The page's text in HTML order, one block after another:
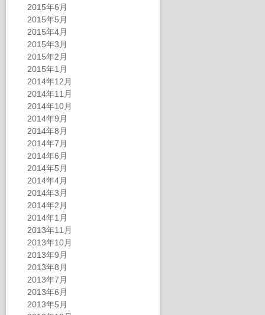
2015年6月
2015年5月
2015年4月
2015年3月
2015年2月
2015年1月
2014年12月
2014年11月
2014年10月
2014年9月
2014年8月
2014年7月
2014年6月
2014年5月
2014年4月
2014年3月
2014年2月
2014年1月
2013年11月
2013年10月
2013年9月
2013年8月
2013年7月
2013年6月
2013年5月